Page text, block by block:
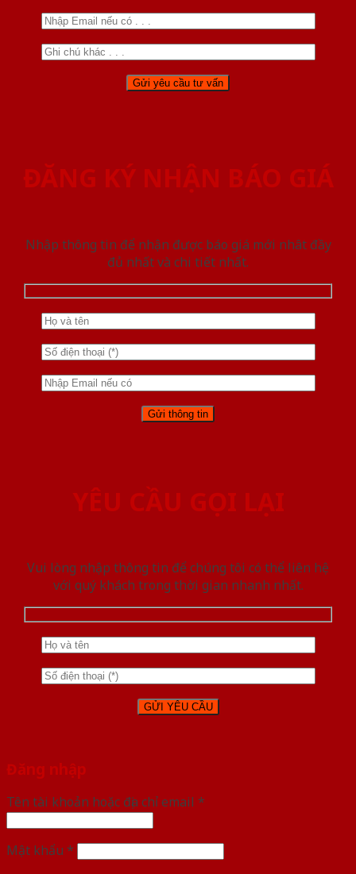
ĐĂNG KÝ NHẬN BÁO GIÁ
Nhập thông tin để nhận được báo giá mới nhât đầy
đủ nhất và chi tiết nhất.
YÊU CẦU GỌI LẠI
Vui lòng nhập thông tin để chúng tôi có thể liên hệ
với quý khách trong thời gian nhanh nhất.
Đăng nhập
Tên tài khoản hoặc địa chỉ email *
Mật khẩu *